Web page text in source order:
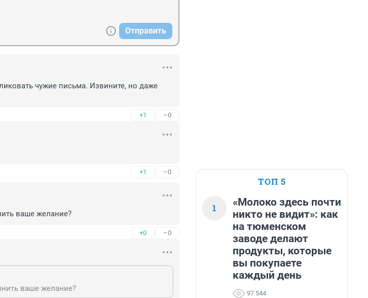
Отправить
чужие письма. Извините, но даже
+1 –0
+1 –0
ваше желание?
+0 –0
ваше желание?
ТОП 5
1
«Молоко здесь почти
никто не видит»: как
на тюменском
заводе делают
продукты, которые
вы покупаете
каждый день
97 544